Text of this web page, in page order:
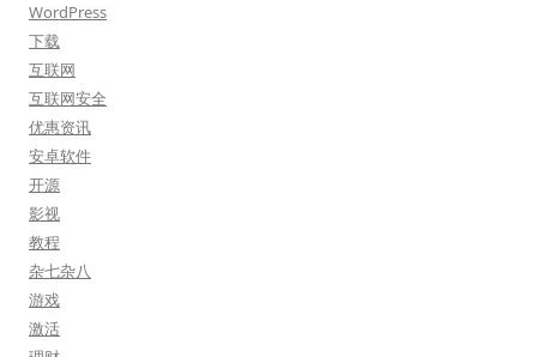
WordPress
下载
互联网
互联网安全
优惠资讯
安卓软件
开源
影视
教程
杂七杂八
游戏
激活